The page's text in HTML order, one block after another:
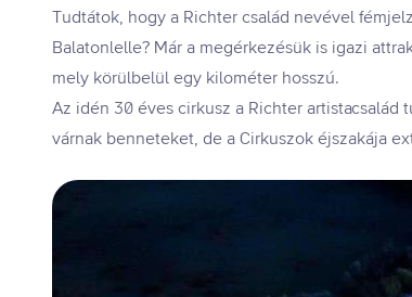
Tudtátok, hogy a Richter család nevével
Balatonlelle? Már a megérkezésük is igazi
mely körülbelül egy kilométer hosszú.
Az idén 30 éves cirkusz a Richter
várnak benneteket, de a Cirkuszok éjszakája